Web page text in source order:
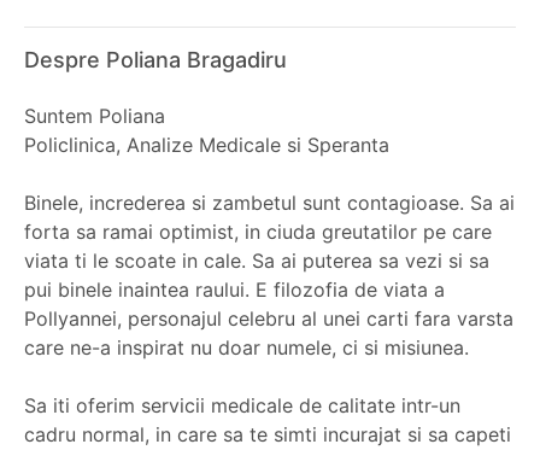
Despre Poliana Bragadiru
Suntem Poliana
Policlinica, Analize Medicale si Speranta
Binele, increderea si zambetul sunt contagioase. Sa ai
forta sa ramai optimist, in ciuda greutatilor pe care
viata ti le scoate in cale. Sa ai puterea sa vezi si sa
pui binele inaintea raului. E filozofia de viata a
Pollyannei, personajul celebru al unei carti fara varsta
care ne-a inspirat nu doar numele, ci si misiunea.
Sa iti oferim servicii medicale de calitate intr-un
cadru normal, in care sa te simti incurajat si sa capeti